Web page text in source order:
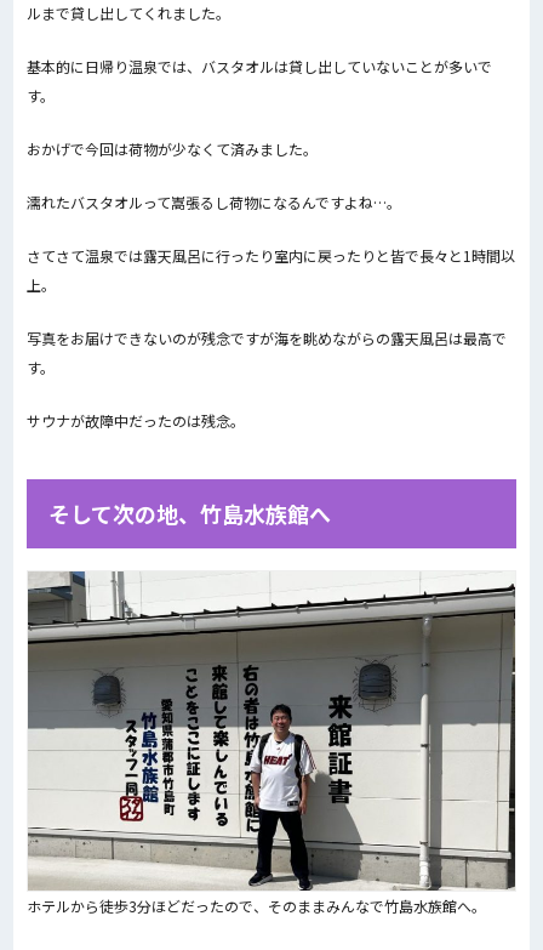
ルまで貸し出してくれました。
基本的に日帰り温泉では、バスタオルは貸し出していないことが多いで
す。
おかげで今回は荷物が少なくて済みました。
濡れたバスタオルって嵩張るし荷物になるんですよね…。
さてさて温泉では露天風呂に行ったり室内に戻ったりと皆で長々と1時間以
上。
写真をお届けできないのが残念ですが海を眺めながらの露天風呂は最高で
す。
サウナが故障中だったのは残念。
そして次の地、竹島水族館へ
ホテルから徒歩3分ほどだったので、そのままみんなで竹島水族館へ。